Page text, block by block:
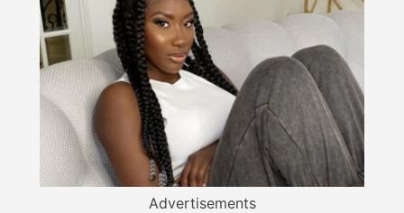
Advertisements